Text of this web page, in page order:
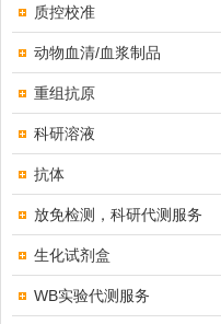
质控校准
动物血清/血浆制品
重组抗原
科研溶液
抗体
放免检测，科研代测服务
生化试剂盒
WB实验代测服务